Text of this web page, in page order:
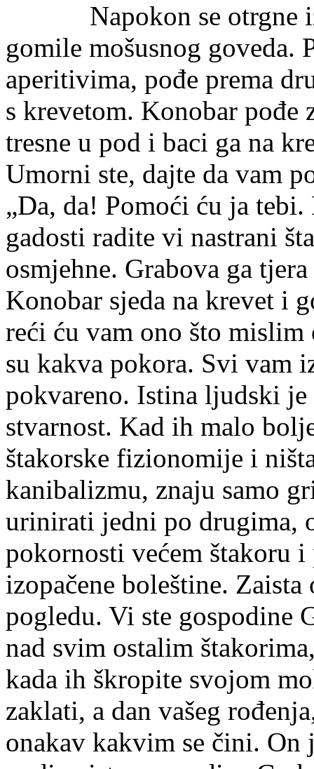
Napokon se otrgne iz
gomile mošusnog goveda.
aperitivima, pođe prema
s krevetom. Konobar pođe
tresne u pod i baci ga na
Umorni ste, dajte da vam
„Da, da! Pomoći ću ja
gadosti radite vi nastrani
osmjehne. Grabova ga
Konobar sjeda na krevet i
reći ću vam ono što mislim
su kakva pokora. Svi vam
pokvareno. Istina ljudski je
stvarnost. Kad ih malo
štakorske fizionomije i
kanibalizmu, znaju samo
urinirati jedni po drugima,
pokornosti većem štakoru
izopačene boleštine.
pogledu. Vi ste gospodine
nad svim ostalim
kada ih škropite svojom
zaklati, a dan vašeg
onakav kakvim se čini. On